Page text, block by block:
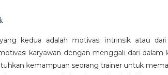
kedua adalah motivasi intrinsik atau
karyawan dengan menggali dari dalam
kemampuan seorang trainer untuk